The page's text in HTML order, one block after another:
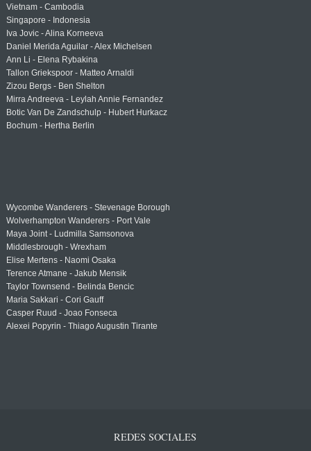
Vietnam - Cambodia
Singapore - Indonesia
Iva Jovic - Alina Korneeva
Daniel Merida Aguilar - Alex Michelsen
Ann Li - Elena Rybakina
Tallon Griekspoor - Matteo Arnaldi
Zizou Bergs - Ben Shelton
Mirra Andreeva - Leylah Annie Fernandez
Botic Van De Zandschulp - Hubert Hurkacz
Bochum - Hertha Berlin
Wycombe Wanderers - Stevenage Borough
Wolverhampton Wanderers - Port Vale
Maya Joint - Ludmilla Samsonova
Middlesbrough - Wrexham
Elise Mertens - Naomi Osaka
Terence Atmane - Jakub Mensik
Taylor Townsend - Belinda Bencic
Maria Sakkari - Cori Gauff
Casper Ruud - Joao Fonseca
Alexei Popyrin - Thiago Augustin Tirante
REDES SOCIALES